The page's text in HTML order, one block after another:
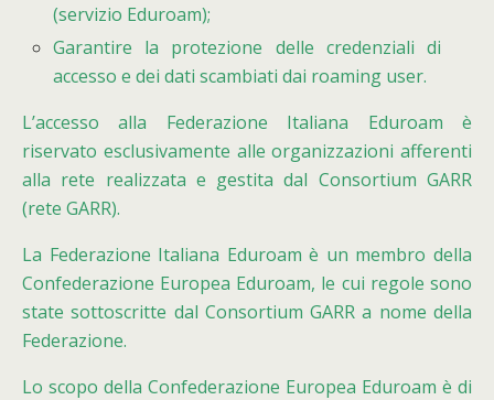
(servizio Eduroam);
Garantire la protezione delle credenziali di
accesso e dei dati scambiati dai roaming user.
L’accesso alla Federazione Italiana Eduroam è
riservato esclusivamente alle organizzazioni afferenti
alla rete realizzata e gestita dal Consortium GARR
(rete GARR).
La Federazione Italiana Eduroam è un membro della
Confederazione Europea Eduroam, le cui regole sono
state sottoscritte dal Consortium GARR a nome della
Federazione.
Lo scopo della Confederazione Europea Eduroam è di